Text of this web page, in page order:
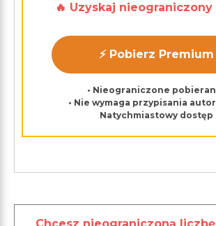
🔥 Uzyskaj
⚡ Pobierz Premium
• Nieograniczone
• Nie wymaga przypisania
Natychmiastowy dostęp